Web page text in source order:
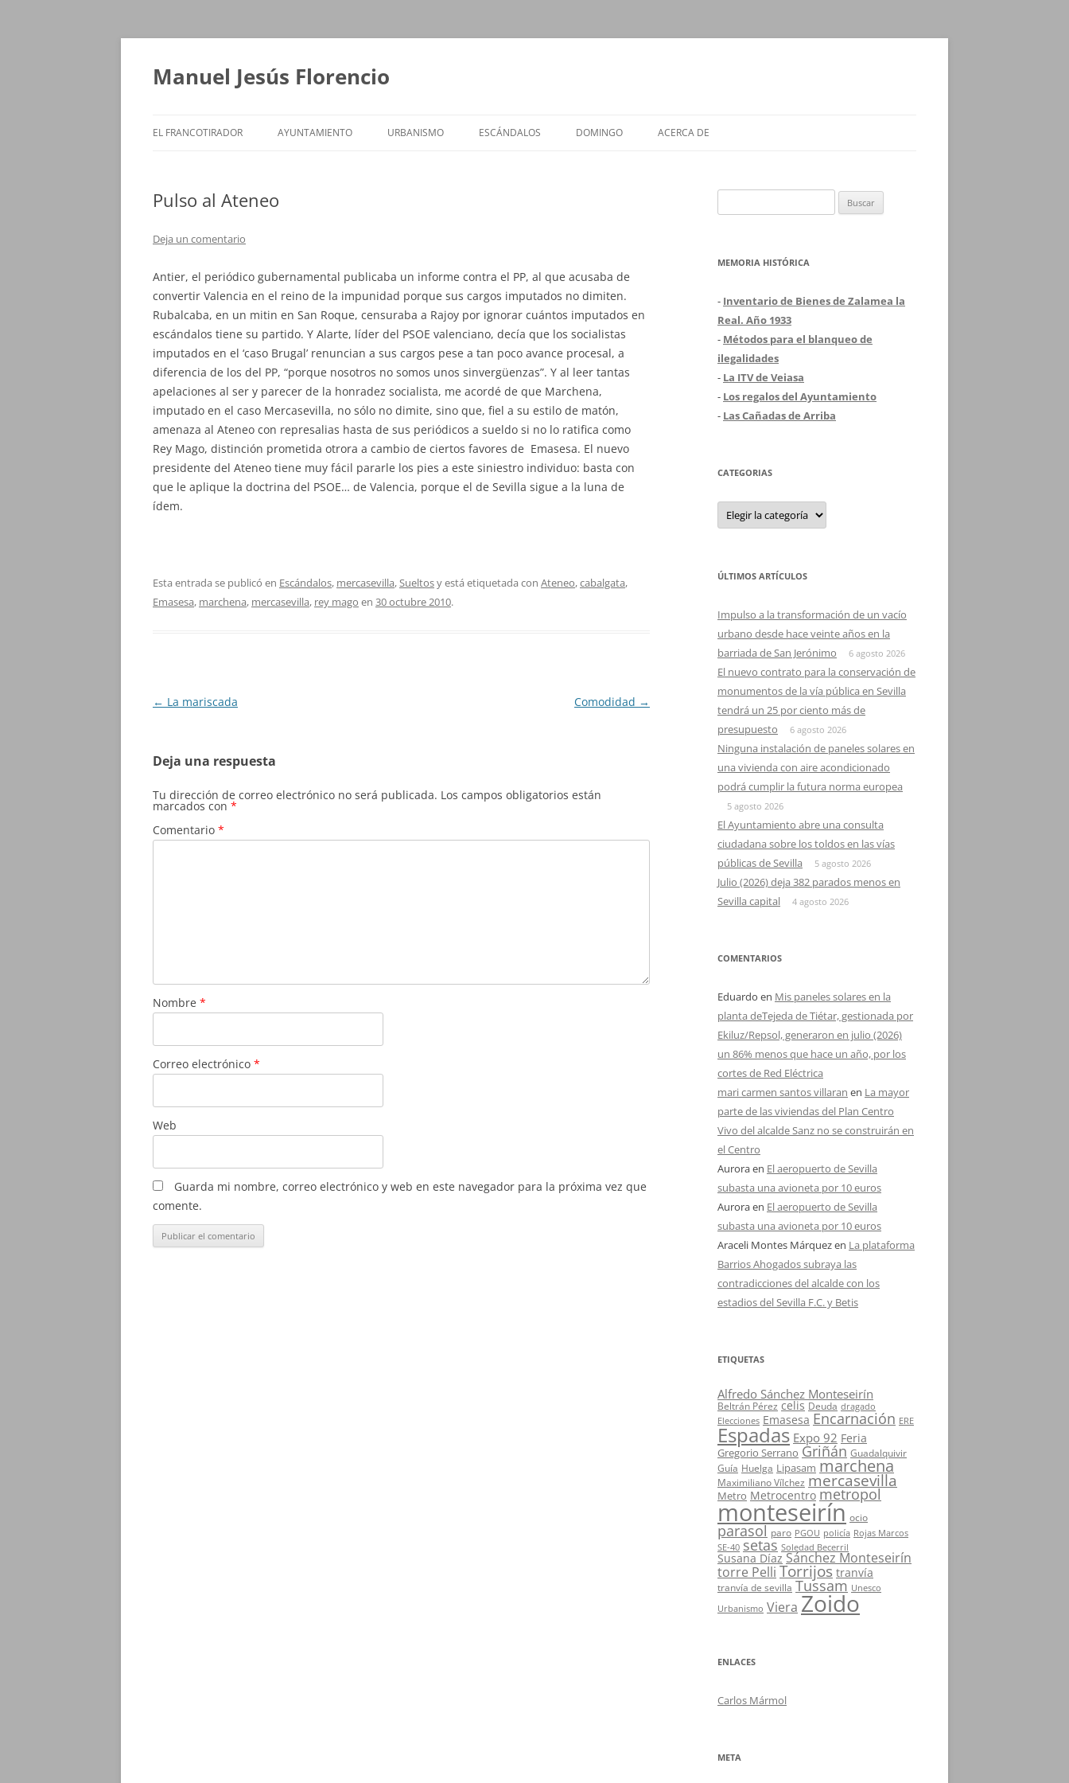
Saltar
Manuel Jesús Florencio
EL FRANCOTIRADOR AYUNTAMIENTO URBANISMO ESCÁNDALOS DOMINGO ACERCA DE
Pulso al Ateneo
Deja un comentario
Antier, el periódico gubernamental publicaba un informe contra el PP, al que acusaba de
convertir Valencia en el reino de la impunidad porque sus cargos imputados no dimiten.
Rubalcaba, en un mitin en San Roque, censuraba a Rajoy por ignorar cuántos imputados en
escándalos tiene su partido. Y Alarte, líder del PSOE valenciano, decía que los socialistas
imputados en el ‘caso Brugal’ renuncian a sus cargos pese a tan poco avance procesal, a
diferencia de los del PP, “porque nosotros no somos unos sinvergüenzas”. Y al leer tantas
apelaciones al ser y parecer de la honradez socialista, me acordé de que Marchena,
imputado en el caso Mercasevilla, no sólo no dimite, sino que, fiel a su estilo de matón,
amenaza al Ateneo con represalias hasta de sus periódicos a sueldo si no lo ratifica como
Rey Mago, distinción prometida otrora a cambio de ciertos favores de Emasesa. El nuevo
presidente del Ateneo tiene muy fácil pararle los pies a este siniestro individuo: basta con
que le aplique la doctrina del PSOE… de Valencia, porque el de Sevilla sigue a la luna de
ídem.
Esta entrada se publicó en Escándalos, mercasevilla,Sueltosy está etiquetada con Ateneo,cabalgata,
Emasesa, marchena, mercasevilla, rey mago en 30 octubre 2010.
Navegación
← La mariscada Comodidad →
Deja una respuesta
Tu dirección de correo electrónico no será publicada. Los campos obligatorios están
marcados con *
Comentario *
Nombre *
Correo electrónico *
Web
Guarda mi nombre, correo electrónico y web en este navegador para la próxima vez que
comente.
MEMORIA HISTÓRICA
- Inventario de Bienes de Zalamea la
Real. Año 1933
- Métodos para el blanqueo de
ilegalidades
- La ITV de Veiasa
- Los regalos del Ayuntamiento
- Las Cañadas de Arriba
CATEGORIAS
Categorias
ÚLTIMOS ARTÍCULOS
Impulso a la transformación de un vacío
urbano desde hace veinte años en la
barriada de San Jerónimo
6 agosto 2026
El nuevo contrato para la conservación de
monumentos de la vía pública en Sevilla
tendrá un 25 por ciento más de
presupuesto
6 agosto 2026
Ninguna instalación de paneles solares en
una vivienda con aire acondicionado
podrá cumplir la futura norma europea
5 agosto 2026
El Ayuntamiento abre una consulta
ciudadana sobre los toldos en las vías
públicas de Sevilla
5 agosto 2026
Julio (2026) deja 382 parados menos en
Sevilla capital
4 agosto 2026
COMENTARIOS
Eduardo en Mis paneles solares en la
planta deTejeda de Tiétar, gestionada por
Ekiluz/Repsol, generaron en julio (2026)
un 86% menos que hace un año, por los
cortes de Red Eléctrica
mari carmen santos villaran en La mayor
parte de las viviendas del Plan Centro
Vivo del alcalde Sanz no se construirán en
el Centro
Auroraen El aeropuerto de Sevilla
subasta una avioneta por 10 euros
Auroraen El aeropuerto de Sevilla
subasta una avioneta por 10 euros
Araceli Montes Márquezen La plataforma
Barrios Ahogados subraya las
contradicciones del alcalde con los
estadios del Sevilla F.C. y Betis
ETIQUETAS
Alfredo Sánchez Monteseirín
Beltrán Pérez celis Deuda dragado
Elecciones Emasesa Encarnación ERE
Espadas Expo 92 Feria
Gregorio Serrano Griñán Guadalquivir
Guía Huelga Lipasam marchena
Maximiliano Vílchez mercasevilla
Metro Metrocentro metropol
monteseirín ocio
parasol paro PGOU policía Rojas Marcos
SE-40 setas Soledad Becerril
Susana Díaz Sánchez Monteseirín
torre Pelli Torrijos tranvía
tranvía de sevilla Tussam Unesco
Urbanismo Viera Zoido
ENLACES
Carlos Mármol
META